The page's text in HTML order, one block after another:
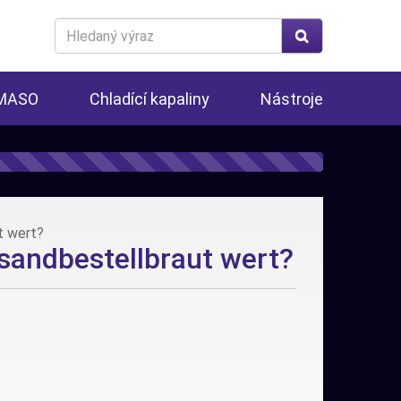
Search
for
Chladící kapaliny Nástroje
wert?
wert?